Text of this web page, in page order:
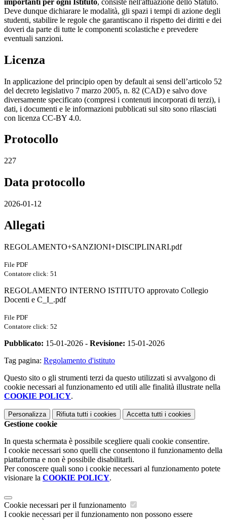
Deve dunque dichiarare le modalità, gli spazi i tempi di azione degli
studenti, stabilire le regole che garantiscano il rispetto dei diritti e dei
doveri da parte di tutte le componenti scolastiche e prevedere
eventuali sanzioni.
Licenza
In applicazione del principio open by default ai sensi dell’articolo 52
del decreto legislativo 7 marzo 2005, n. 82 (CAD) e salvo dove
diversamente specificato (compresi i contenuti incorporati di terzi), i
dati, i documenti e le informazioni pubblicati sul sito sono rilasciati
con licenza CC-BY 4.0.
Protocollo
227
Data protocollo
2026-01-12
Allegati
REGOLAMENTO+SANZIONI+DISCIPLINARI.pdf
File PDF
Contatore click: 51
REGOLAMENTO INTERNO ISTITUTO approvato Collegio
Docenti e C_I_.pdf
File PDF
Contatore click: 52
Pubblicato: 15-01-2026 - Revisione: 15-01-2026
Tag pagina: Regolamento d'istituto
Questo sito o gli strumenti terzi da questo utilizzati si avvalgono di
cookie necessari al funzionamento ed utili alle finalità illustrate nella
COOKIE POLICY.
Personalizza Rifiuta tutti i cookies Accetta tutti i cookies
Gestione cookie
In questa schermata è possibile scegliere quali cookie consentire.
I cookie necessari sono quelli che consentono il funzionamento della
piattaforma e non è possibile disabilitarli.
Per conoscere quali sono i cookie necessari al funzionamento potete
visionare la COOKIE POLICY.
Cookie necessari per il funzionamento
I cookie necessari per il funzionamento non possono essere